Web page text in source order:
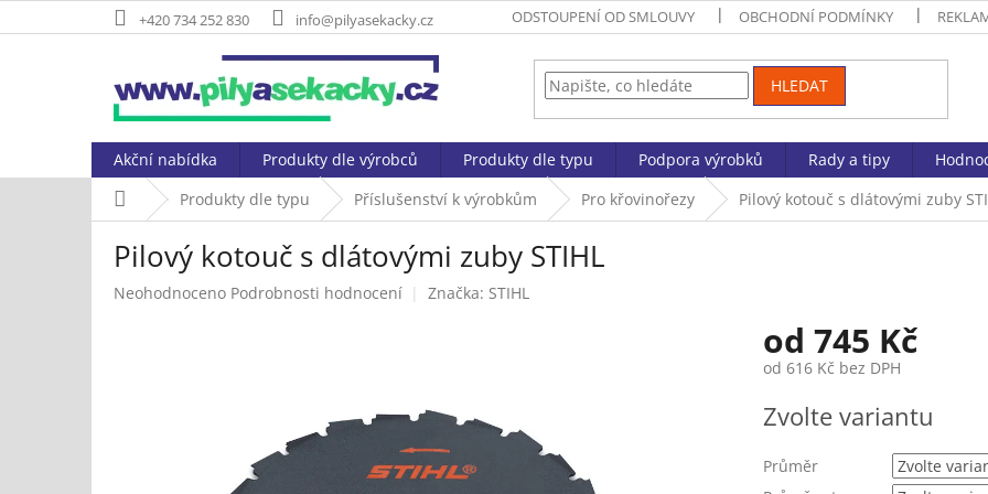
na
+420 734 252 830 info@pilyasekacky.cz ODSTOUPENÍ OD SMLOUVY OBCHODNÍ PODMÍNKY
HLEDAT
Akční nabídka Produkty dle výrobců Produkty dle typu Podpora výrobků Rady a tipy
Domů Produkty dle typu Příslušenství k výrobkům Pro křovinořezy Pilový kotouč s dlátovými zuby
Pilový kotouč s dlátovými zuby STIHL
Průměrné
Neohodnoceno Podrobnosti hodnocení Značka: STIHL
od 745 Kč
od 616 Kč bez DPH
cena:
Zvolte variantu
Průměr